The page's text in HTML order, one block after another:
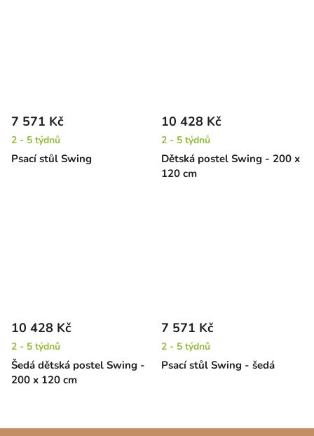
Psací stůl Swing
7 571 Kč
2 - 5 týdnů
Dětská postel Swing - 200 x
120 cm
10 428 Kč
2 - 5 týdnů
Šedá dětská postel Swing -
200 x 120 cm
10 428 Kč
2 - 5 týdnů
Psací stůl Swing - šedá
7 571 Kč
2 - 5 týdnů